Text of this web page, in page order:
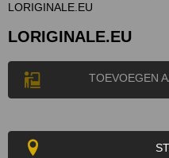
LORIGINALE.EU
LORIGINALE.EU
TOEVOEGEN